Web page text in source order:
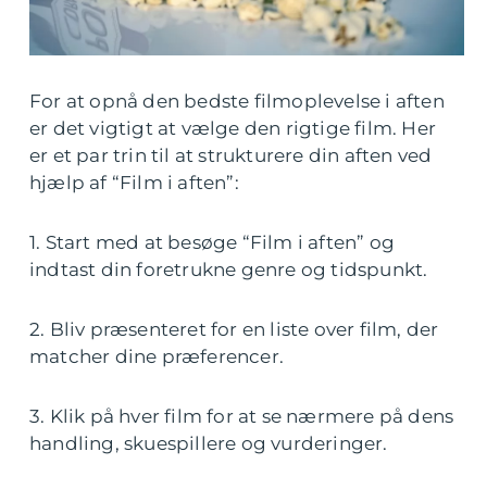
For at opnå den bedste filmoplevelse i aften
er det vigtigt at vælge den rigtige film. Her
er et par trin til at strukturere din aften ved
hjælp af “Film i aften”:
1. Start med at besøge “Film i aften” og
indtast din foretrukne genre og tidspunkt.
2. Bliv præsenteret for en liste over film, der
matcher dine præferencer.
3. Klik på hver film for at se nærmere på dens
handling, skuespillere og vurderinger.